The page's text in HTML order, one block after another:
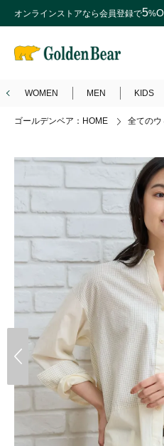
オンラインストアなら会員登録で5%
WOMEN MEN KIDS
ゴールデンベア：HOME 全てのウ